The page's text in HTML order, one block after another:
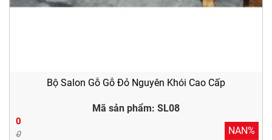
Bộ Salon Gỗ Gỗ Đỏ Nguyên Khói Cao Cấp
Mã sản phẩm: SL08
0
0 NAN%